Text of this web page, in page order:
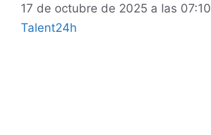
17 de octubre de 2025 a las 07:10
Talent24h